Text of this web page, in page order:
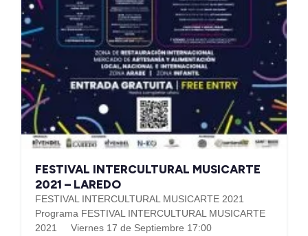
FESTIVAL INTERCULTURAL MUSICARTE
2021 – LAREDO
FESTIVAL INTERCULTURAL MUSICARTE 2021
Programa FESTIVAL INTERCULTURAL MUSICARTE
2021 Viernes 17 de Septiembre 17:00